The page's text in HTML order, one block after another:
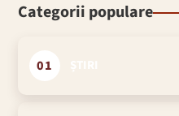
Categorii populare
01